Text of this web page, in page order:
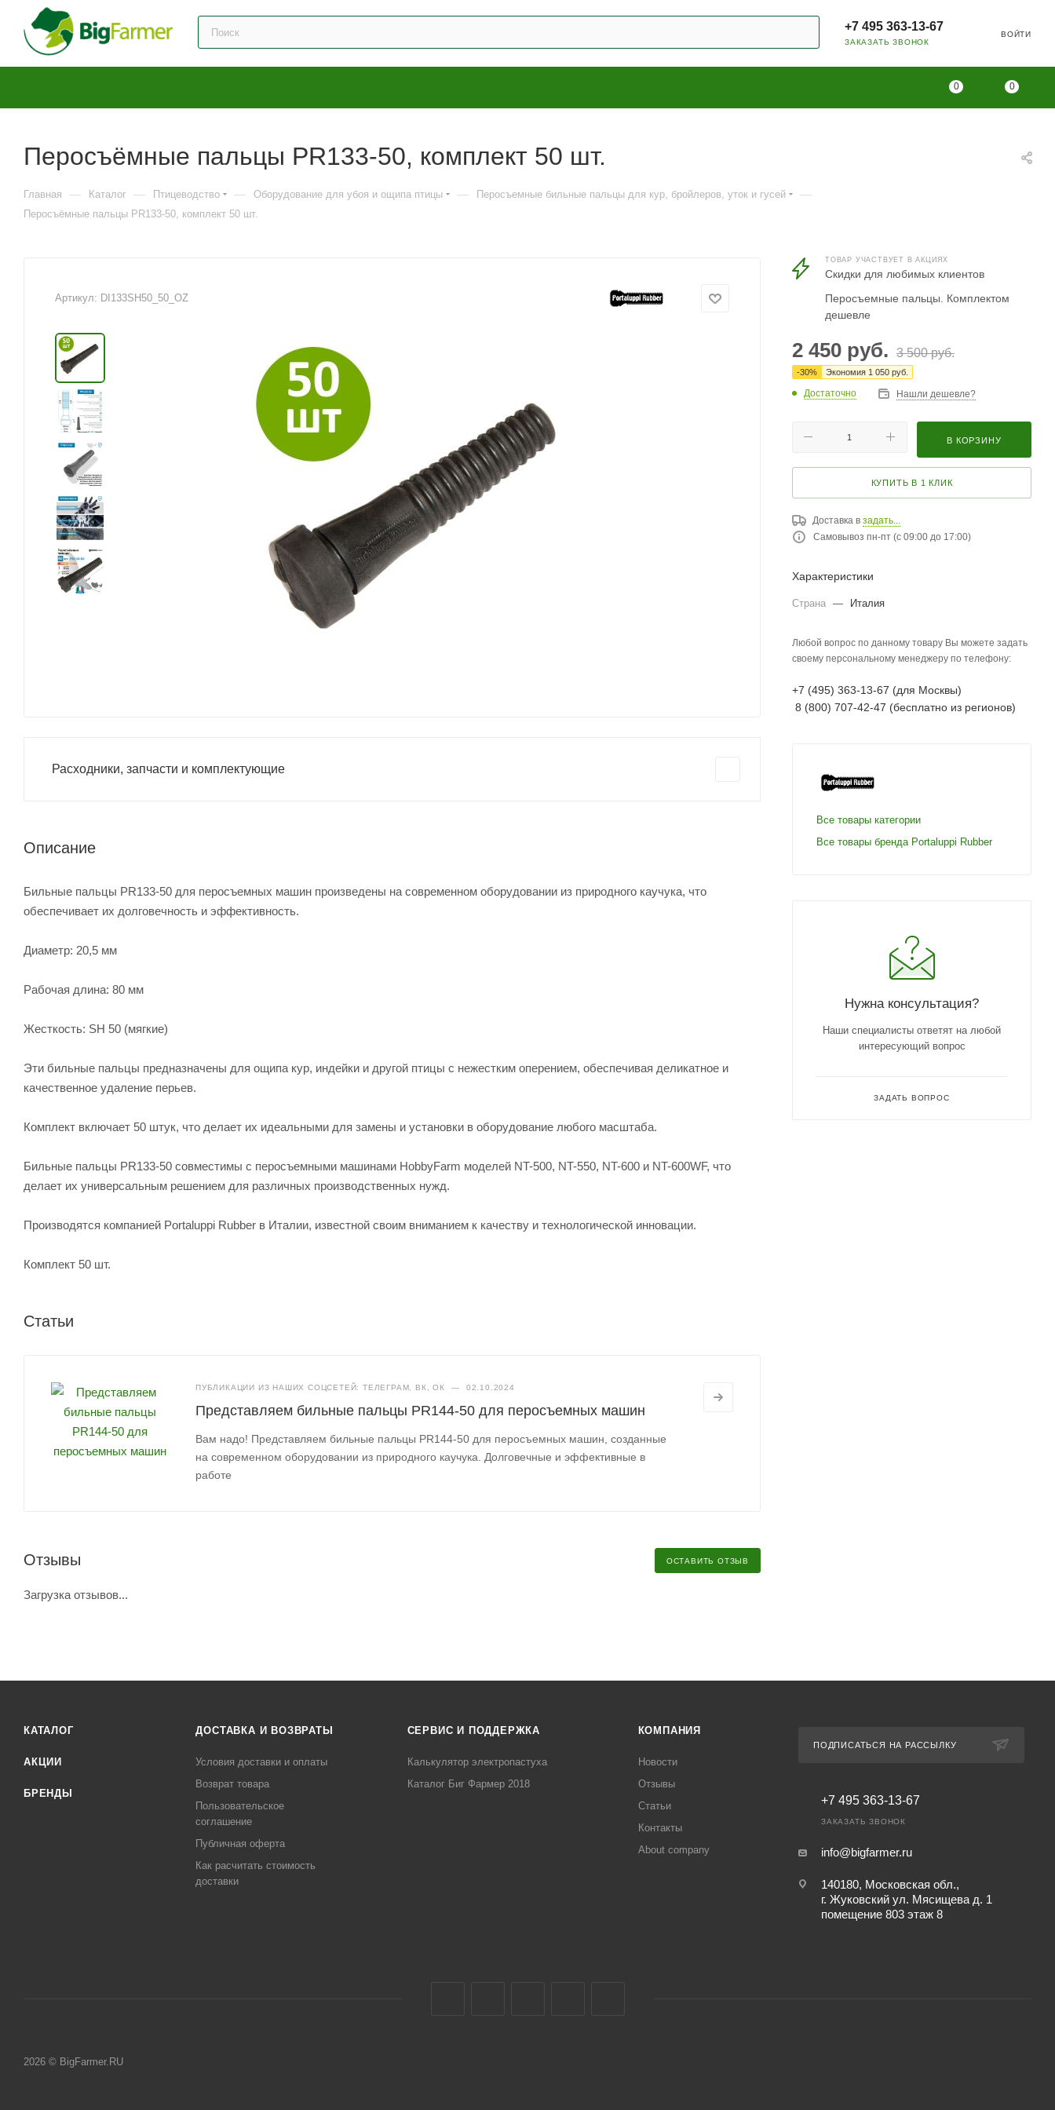
+7 495 363-13-67
ЗАКАЗАТЬ ЗВОНОК
ВОЙТИ
0 0
Перосъёмные пальцы PR133-50, комплект 50 шт.
Главная — Каталог — Птицеводство — Оборудование для убоя и ощипа птицы — Перосъемные бильные пальцы для кур, бройлеров, уток и гусей —
Перосъёмные пальцы PR133-50, комплект 50 шт.
Артикул: DI133SH50_50_OZ
Расходники, запчасти и комплектующие
Описание
Бильные пальцы PR133-50 для перосъемных машин произведены на современном оборудовании из природного каучука, что
обеспечивает их долговечность и эффективность.
Диаметр: 20,5 мм
Рабочая длина: 80 мм
Жесткость: SH 50 (мягкие)
Эти бильные пальцы предназначены для ощипа кур, индейки и другой птицы с нежестким оперением, обеспечивая деликатное и
качественное удаление перьев.
Комплект включает 50 штук, что делает их идеальными для замены и установки в оборудование любого масштаба.
Бильные пальцы PR133-50 совместимы с перосъемными машинами HobbyFarm моделей NT-500, NT-550, NT-600 и NT-600WF, что
делает их универсальным решением для различных производственных нужд.
Производятся компанией Portaluppi Rubber в Италии, известной своим вниманием к качеству и технологической инновации.
Комплект 50 шт.
Статьи
ПУБЛИКАЦИИ ИЗ НАШИХ СОЦСЕТЕЙ: ТЕЛЕГРАМ, ВК, ОК — 02.10.2024
Представляем бильные пальцы PR144-50 для перосъемных машин
Вам надо! Представляем бильные пальцы PR144-50 для перосъемных машин, созданные
на современном оборудовании из природного каучука. Долговечные и эффективные в
работе
Отзывы ОСТАВИТЬ ОТЗЫВ
Загрузка отзывов...
ТОВАР УЧАСТВУЕТ В АКЦИЯХ
Скидки для любимых клиентов
Перосъемные пальцы. Комплектом
дешевле
2 450 руб. 3 500руб.
-30% Экономия 1 050 руб.
Достаточно Нашли дешевле?
В КОРЗИНУ
КУПИТЬ В 1 КЛИК
Доставка в задать...
Самовывоз пн-пт (с 09:00 до 17:00)
Характеристики
Страна — Италия
Любой вопрос по данному товару Вы можете задать
своему персональному менеджеру по телефону:
+7 (495) 363-13-67 (для Москвы)
8 (800) 707-42-47 (бесплатно из регионов)
Все товары категории
Все товары бренда Portaluppi Rubber
Нужна консультация?
Наши специалисты ответят на любой
интересующий вопрос
ЗАДАТЬ ВОПРОС
КАТАЛОГ
АКЦИИ
БРЕНДЫ
ДОСТАВКА И ВОЗВРАТЫ
Условия доставки и оплаты
Возврат товара
Пользовательское
соглашение
Публичная оферта
Как расчитать стоимость
доставки
СЕРВИС И ПОДДЕРЖКА
Калькулятор электропастуха
Каталог Биг Фармер 2018
КОМПАНИЯ
Новости
Отзывы
Статьи
Контакты
About company
ПОДПИСАТЬСЯ НА РАССЫЛКУ
+7 495 363-13-67
ЗАКАЗАТЬ ЗВОНОК
info@bigfarmer.ru
140180, Московская обл.,
г. Жуковский ул. Мясищева д. 1
помещение 803 этаж 8
2026 © BigFarmer.RU